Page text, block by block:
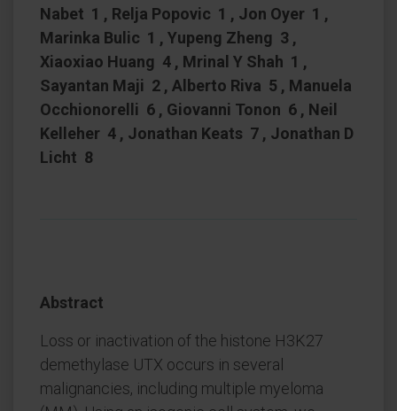
Nabet 1 , Relja Popovic 1 , Jon Oyer 1 ,
Marinka Bulic 1 , Yupeng Zheng 3 ,
Xiaoxiao Huang 4 , Mrinal Y Shah 1 ,
Sayantan Maji 2 , Alberto Riva 5 , Manuela
Occhionorelli 6 , Giovanni Tonon 6 , Neil
Kelleher 4 , Jonathan Keats 7 , Jonathan D
Licht 8
Abstract
Loss or inactivation of the histone H3K27
demethylase UTX occurs in several
malignancies, including multiple myeloma